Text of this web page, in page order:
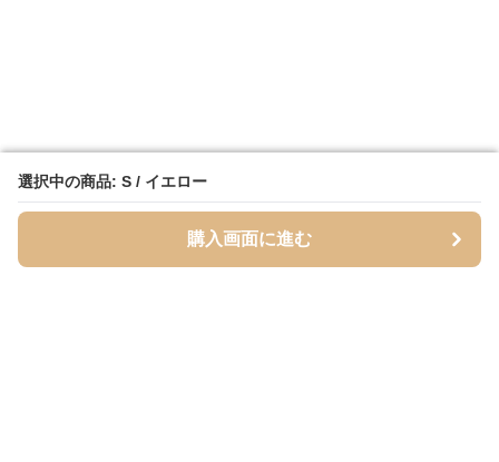
選択中の商品: S / イエロー
購入画面に進む
選択中の商品: S / イエロー
購入画面に進む